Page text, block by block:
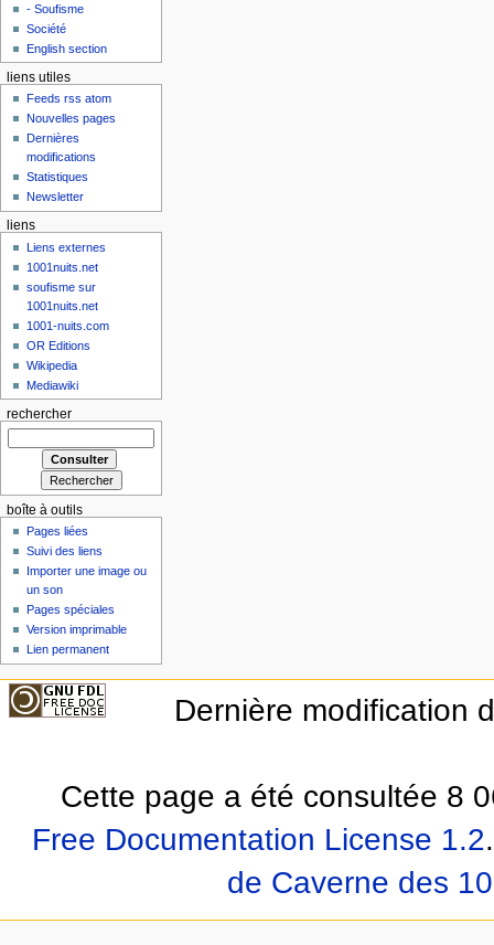
- Soufisme
Société
English section
liens utiles
Feeds rss atom
Nouvelles pages
Dernières
modifications
Statistiques
Newsletter
liens
Liens externes
1001nuits.net
soufisme sur
1001nuits.net
1001-nuits.com
OR Editions
Wikipedia
Mediawiki
rechercher
boîte à outils
Pages liées
Suivi des liens
Importer une image ou
un son
Pages spéciales
Version imprimable
Lien permanent
Dernière modification
Cette page a été consultée 8
Free Documentation License 1.2.
de Caverne des